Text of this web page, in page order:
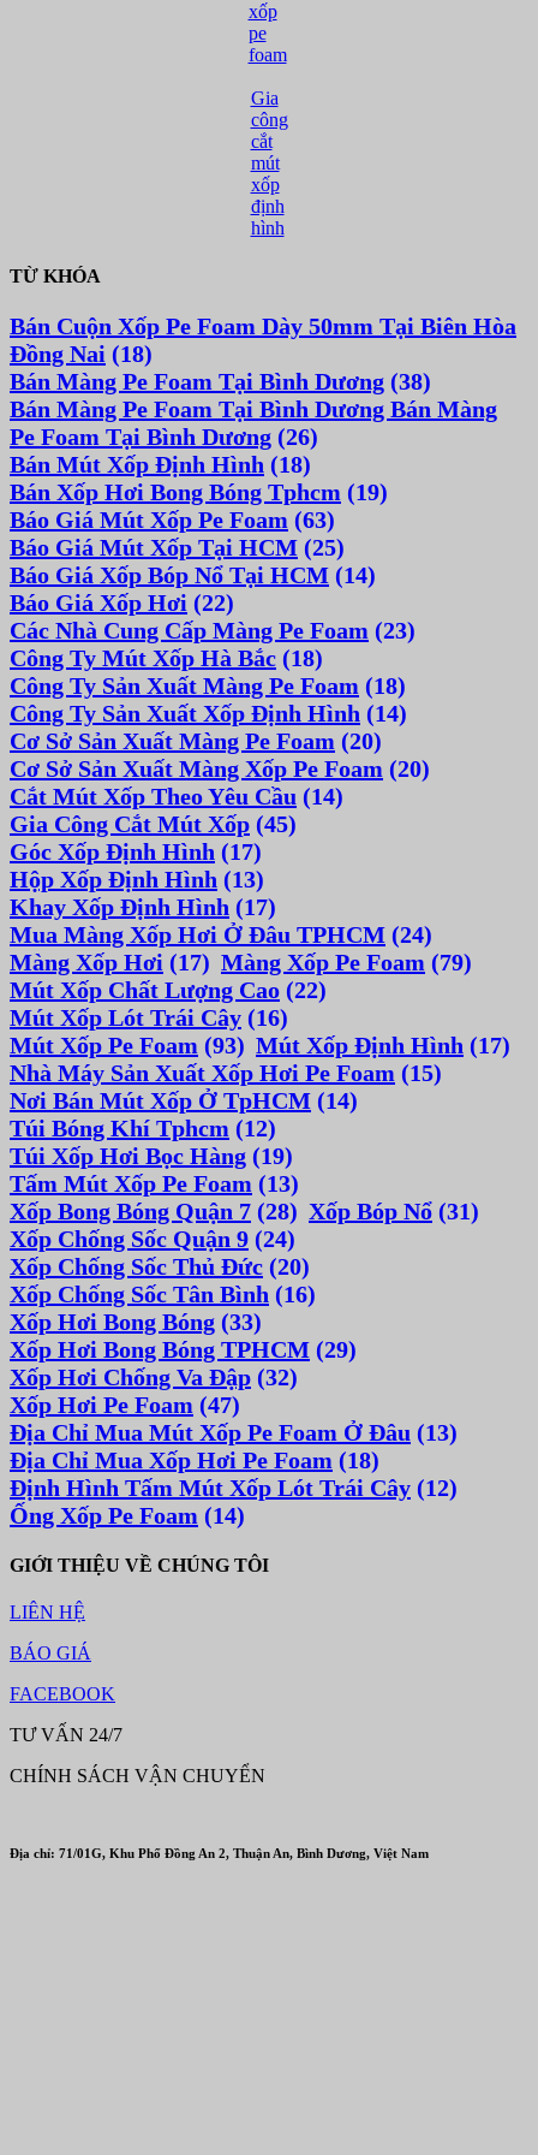
xốp
pe
foam
Gia
công
cắt
mút
xốp
định
hình
TỪ KHÓA
Bán Cuộn Xốp Pe Foam Dày 50mm Tại Biên Hòa
Đồng Nai (18)
Bán Màng Pe Foam Tại Bình Dương (38)
Bán Màng Pe Foam Tại Bình Dương Bán Màng
Pe Foam Tại Bình Dương (26)
Bán Mút Xốp Định Hình (18)
Bán Xốp Hơi Bong Bóng Tphcm (19)
Báo Giá Mút Xốp Pe Foam (63)
Báo Giá Mút Xốp Tại HCM (25)
Báo Giá Xốp Bóp Nổ Tại HCM (14)
Báo Giá Xốp Hơi (22)
Các Nhà Cung Cấp Màng Pe Foam (23)
Công Ty Mút Xốp Hà Bắc (18)
Công Ty Sản Xuất Màng Pe Foam (18)
Công Ty Sản Xuất Xốp Định Hình (14)
Cơ Sở Sản Xuất Màng Pe Foam (20)
Cơ Sở Sản Xuất Màng Xốp Pe Foam (20)
Cắt Mút Xốp Theo Yêu Cầu (14)
Gia Công Cắt Mút Xốp (45)
Góc Xốp Định Hình (17)
Hộp Xốp Định Hình (13)
Khay Xốp Định Hình (17)
Mua Màng Xốp Hơi Ở Đâu TPHCM (24)
Màng Xốp Hơi (17) Màng Xốp Pe Foam (79)
Mút Xốp Chất Lượng Cao (22)
Mút Xốp Lót Trái Cây (16)
Mút Xốp Pe Foam (93) Mút Xốp Định Hình (17)
Nhà Máy Sản Xuất Xốp Hơi Pe Foam (15)
Nơi Bán Mút Xốp Ở TpHCM (14)
Túi Bóng Khí Tphcm (12)
Túi Xốp Hơi Bọc Hàng (19)
Tấm Mút Xốp Pe Foam (13)
Xốp Bong Bóng Quận 7 (28) Xốp Bóp Nổ (31)
Xốp Chống Sốc Quận 9 (24)
Xốp Chống Sốc Thủ Đức (20)
Xốp Chống Sốc Tân Bình (16)
Xốp Hơi Bong Bóng (33)
Xốp Hơi Bong Bóng TPHCM (29)
Xốp Hơi Chống Va Đập (32)
Xốp Hơi Pe Foam (47)
Địa Chỉ Mua Mút Xốp Pe Foam Ở Đâu (13)
Địa Chỉ Mua Xốp Hơi Pe Foam (18)
Định Hình Tấm Mút Xốp Lót Trái Cây (12)
Ống Xốp Pe Foam (14)
GIỚI THIỆU VỀ CHÚNG TÔI
LIÊN HỆ
BÁO GIÁ
FACEBOOK
TƯ VẤN 24/7
CHÍNH SÁCH VẬN CHUYỂN
Địa chỉ: 71/01G, Khu Phố Đồng An 2, Thuận An, Bình Dương, Việt Nam